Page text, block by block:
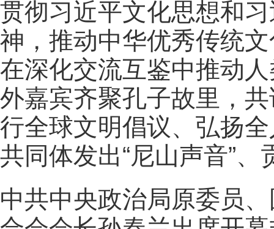
贯彻习近平文化思想和
神，推动中华优秀传统
在深化交流互鉴中推动
外嘉宾齐聚孔子故里，
行全球文明倡议、弘扬
共同体发出“尼山声音”、
中共中央政治局原委员